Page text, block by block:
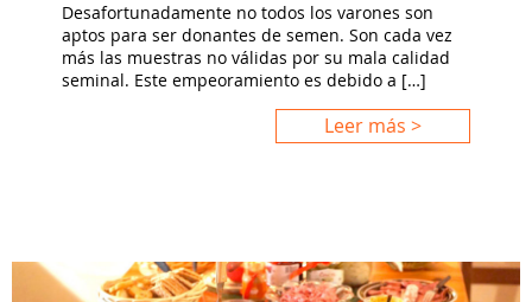
Desafortunadamente no todos los varones son
aptos para ser donantes de semen. Son cada vez
más las muestras no válidas por su mala calidad
seminal. Este empeoramiento es debido a […]
Leer más >